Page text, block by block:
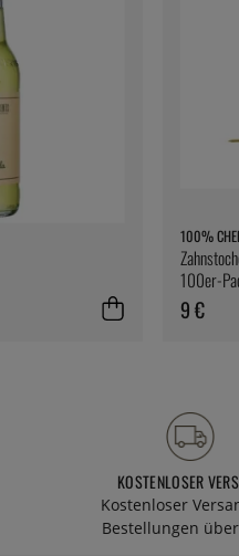
100%
100er-
9 €
KOSTENLOSER
Kostenloser
Bestellungen